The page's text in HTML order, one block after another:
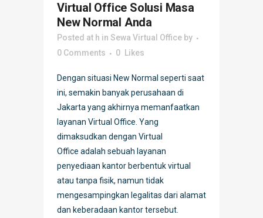
Virtual Office Solusi Masa
New Normal Anda
Posted at h in Sewa Virtual Office by
0 Comments
0 Likes
Dengan situasi New Normal seperti saat
ini, semakin banyak perusahaan di
Jakarta yang akhirnya memanfaatkan
layanan Virtual Office. Yang
dimaksudkan dengan Virtual
Office adalah sebuah layanan
penyediaan kantor berbentuk virtual
atau tanpa fisik, namun tidak
mengesampingkan legalitas dari alamat
dan keberadaan kantor tersebut.